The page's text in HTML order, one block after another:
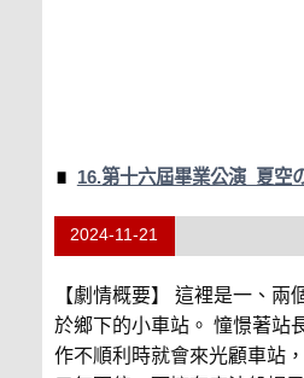
16.第十六屆畢業公演_夏空
2024-11-21
【劇情概要】 這裡是一、兩
於鄉下的小車站。 憧憬著站
作不順利時就會來光顧車站